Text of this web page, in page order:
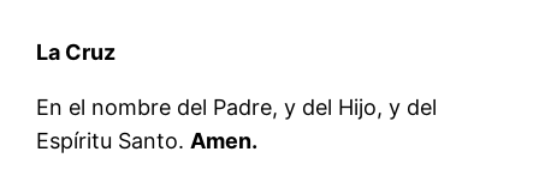
La Cruz
En el nombre del Padre, y del Hijo, y del
Espíritu Santo.Amen.